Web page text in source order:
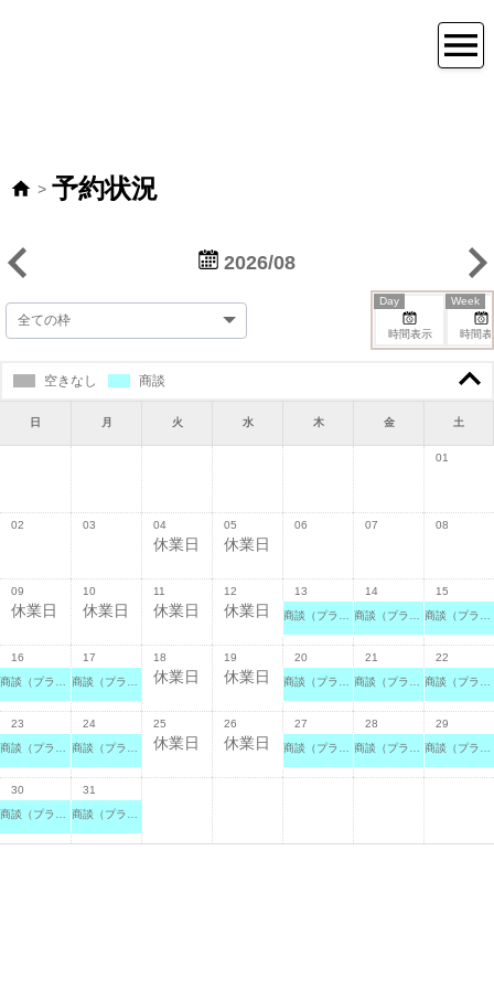
> 予約状況
2026/08
時間表示
Day
時間
Week
空きなし 商談
日 月 火 水 木 金 土
01
02 03 04
休業日
05
休業日
06 07 08
09
休業日
10
休業日
11
休業日
12
休業日
13
商談（プラザ横浜山下） カワサキ プラザ横浜山下
14
商談（プラザ横浜山下） カワサキ プラザ横浜山下
15
商談（プラザ横浜山下） カワサキ プラザ横浜山下
16
商談（プラザ横浜山下） カワサキ プラザ横浜山下
17
商談（プラザ横浜山下） カワサキ プラザ横浜山下
18
休業日
19
休業日
20
商談（プラザ横浜山下） カワサキ プラザ横浜山下
21
商談（プラザ横浜山下） カワサキ プラザ横浜山下
22
商談（プラザ横浜山下） カワサキ プラザ横浜山下
23
商談（プラザ横浜山下） カワサキ プラザ横浜山下
24
商談（プラザ横浜山下） カワサキ プラザ横浜山下
25
休業日
26
休業日
27
商談（プラザ横浜山下） カワサキ プラザ横浜山下
28
商談（プラザ横浜山下） カワサキ プラザ横浜山下
29
商談（プラザ横浜山下） カワサキ プラザ横浜山下
30
商談（プラザ横浜山下） カワサキ プラザ横浜山下
31
商談（プラザ横浜山下） カワサキ プラザ横浜山下